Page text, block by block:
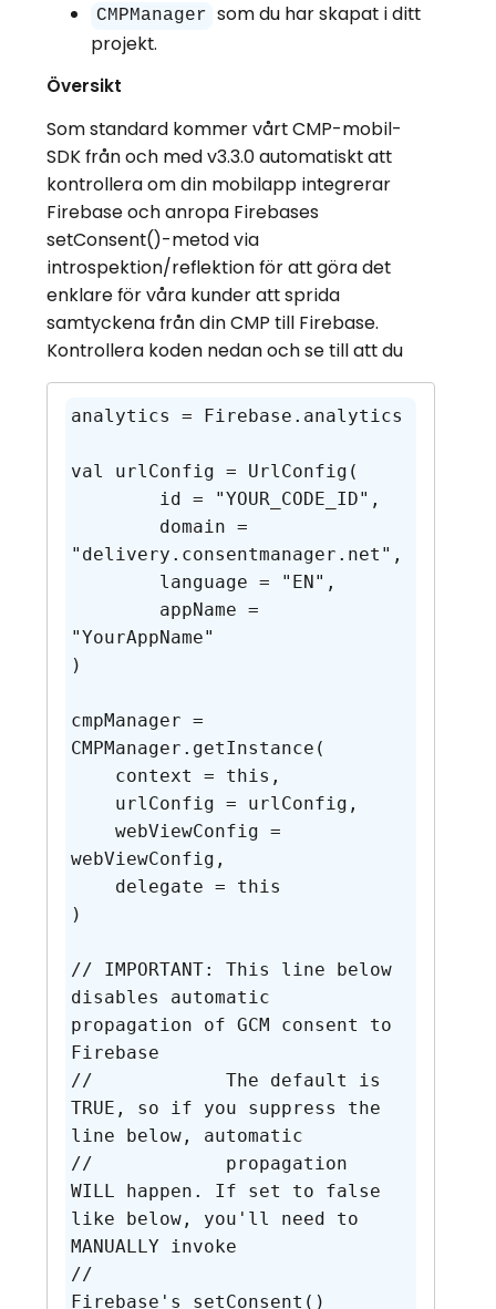
CMPManager som du har skapat i ditt
projekt.
Översikt
Som standard kommer vårt CMP-mobil-
SDK från och med v3.3.0 automatiskt att
kontrollera om din mobilapp integrerar
Firebase och anropa Firebases
setConsent()-metod via
introspektion/reflektion för att göra det
enklare för våra kunder att sprida
samtyckena från din CMP till Firebase.
Kontrollera koden nedan och se till att du
analytics = Firebase.analytics
val urlConfig = UrlConfig(
"delivery.consentmanager.net",
"YourAppName"
)
cmpManager =
CMPManager.getInstance(
webViewConfig,
)
// IMPORTANT: This line below
disables automatic
propagation of GCM consent to
Firebase
//            The default is
TRUE, so if you suppress the
line below, automatic
//            propagation
WILL happen. If set to false
like below, you'll need to
MANUALLY invoke
//
Firebase's setConsent()